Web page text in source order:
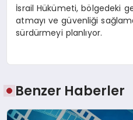
İsrail Hükümeti, bölgedeki
atmayı ve güvenliği
sürdürmeyi planlıyor.
Benzer Haberler